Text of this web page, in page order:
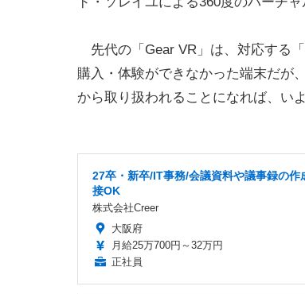
先代の「Gear VR」は、対応する
購入・体験ができなかった端末だが
から取り扱われることになれば、い
27卒・新卒/IT事務/会議資料や議事録の作
接OK
株式会社Creer
大阪府
月給25万700円～32万円
正社員